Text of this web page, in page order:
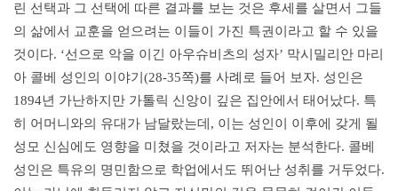
린 선택과 그 선택에 따른 결과를 보는 것은 후세를 살면서 그들
의 삶에서 교훈을 얻으려는 이들이 가진 특권이라고 할 수 있을
것이다. ‘선으로 악을 이긴 아우슈비츠의 성자’ 막시밀리안 마리
아 콜베 성인의 이야기(28-35쪽)를 사례로 들어 보자. 성인은
1894년 가난하지만 가톨릭 신앙이 깊은 집안에서 태어났다. 특
히 어머니와의 유대가 남달랐는데, 이는 성인이 이후에 갖게 될
성모 신심에도 영향을 미쳤을 것이라고 저자는 분석한다. 콜베
성인은 특유의 명민함으로 학업에서도 뛰어난 성취를 거두었다.